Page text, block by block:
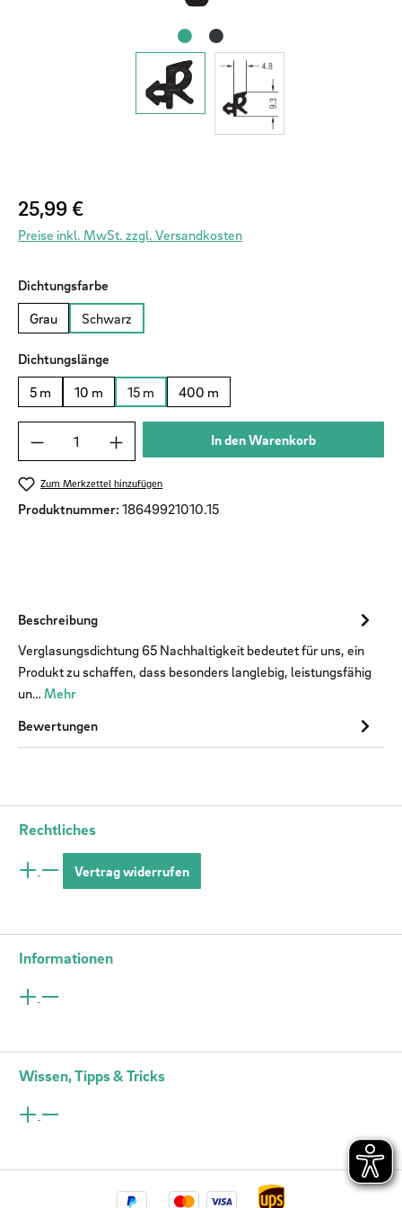
Regulärer Preis:
25,99 €
Preise inkl. MwSt. zzgl. Versandkosten
Dichtungsfarbe
Grau
Schwarz
Dichtungslänge
5 m
10 m 15 m 400 m
Produkt Anzahl: Gib den gewünschten Wert
In den Warenkorb
Zum Merkzettel hinzufügen
Produktnummer: 18649921010.15
Beschreibung
Verglasungsdichtung 65 Nachhaltigkeit bedeutet für uns, ein
Produkt zu schaffen, dass besonders langlebig, leistungsfähig
un… Mehr
Bewertungen
Rechtliches
Vertrag widerrufen
Informationen
Wissen, Tipps & Tricks